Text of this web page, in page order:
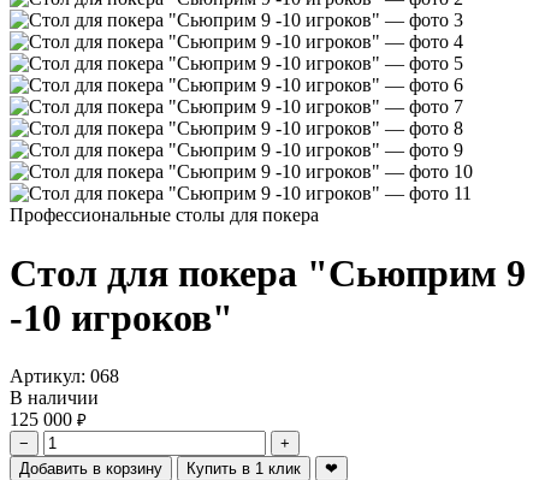
Профессиональные столы для покера
Стол для покера "Сьюприм 9
-10 игроков"
Артикул: 068
В наличии
125 000 ₽
−
+
Добавить в корзину
Купить в 1 клик ❤